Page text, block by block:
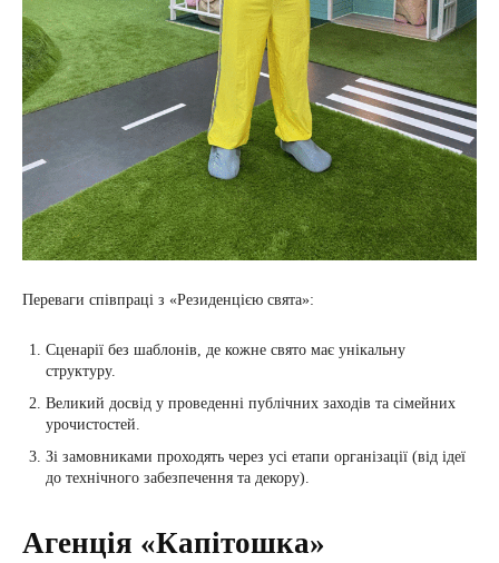
Переваги співпраці з «Резиденцією свята»:
Сценарії без шаблонів, де кожне свято має унікальну
структуру.
Великий досвід у проведенні публічних заходів та сімейних
урочистостей.
Зі замовниками проходять через усі етапи організації (від ідеї
до технічного забезпечення та декору).
Агенція «Капітошка»